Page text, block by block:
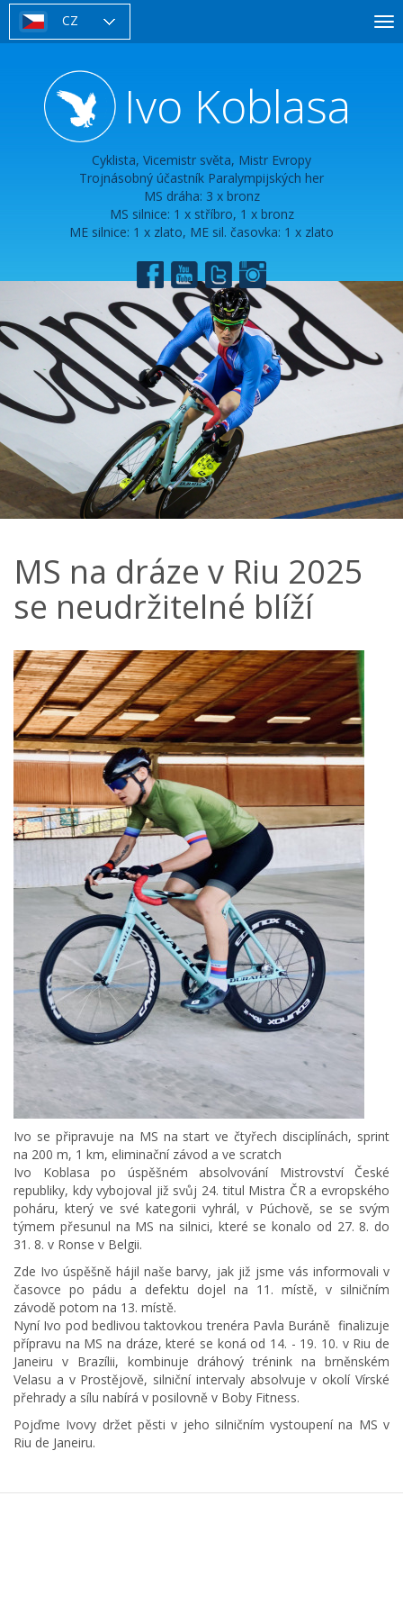
Přejít
hlavnímu
CZ
Ivo Koblasa
Cyklista, Vicemistr světa, Mistr Evropy
Trojnásobný účastník Paralympijských her
MS dráha: 3 x bronz
MS silnice: 1 x stříbro, 1 x bronz
ME silnice: 1 x zlato, ME sil. časovka: 1 x zlato
MS na dráze v Riu 2025
se neudržitelné blíží
Ivo se připravuje na MS na start ve čtyřech disciplínách, sprint
na 200 m, 1 km, eliminační závod a ve scratch
Ivo Koblasa po úspěšném absolvování Mistrovství České
republiky, kdy vybojoval již svůj 24. titul Mistra ČR a evropského
poháru, který ve své kategorii vyhrál, v Púchově, se se svým
týmem přesunul na MS na silnici, které se konalo od 27. 8. do
31. 8. v Ronse v Belgii.
Zde Ivo úspěšně hájil naše barvy, jak již jsme vás informovali v
časovce po pádu a defektu dojel na 11. místě, v silničním
závodě potom na 13. místě.
Nyní Ivo pod bedlivou taktovkou trenéra Pavla Buráně finalizuje
přípravu na MS na dráze, které se koná od 14. - 19. 10. v Riu de
Janeiru v Brazílii, kombinuje dráhový trénink na brněnském
Velasu a v Prostějově, silniční intervaly absolvuje v okolí Vírské
přehrady a sílu nabírá v posilovně v Boby Fitness.
Pojďme Ivovy držet pěsti v jeho silničním vystoupení na MS v
Riu de Janeiru.